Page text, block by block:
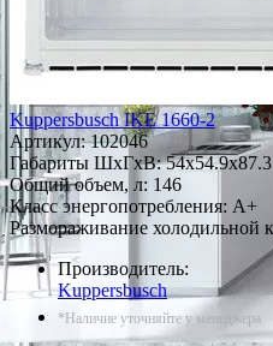
Kuppersbusch IKE 1660-2
Артикул:102046
Габариты ШxГxВ: 54x54.9x87.3
Общий объем, л: 146
Класс энергопотребления: A+
Размораживание холодильной
Производитель:
Kuppersbusch
*Наличие уточняйте у менеджера